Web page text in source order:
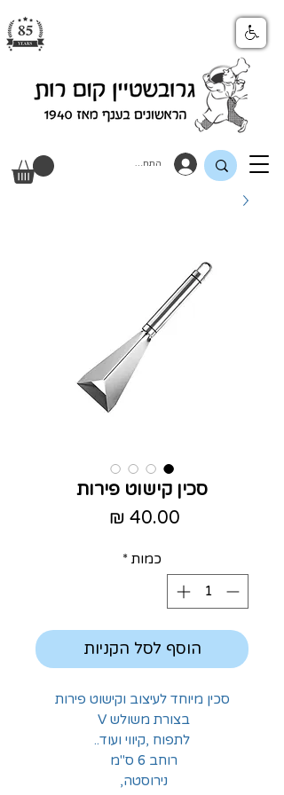
התחבר
סכין קישוט פירות
כמות *
הוסף לסל הקניות
סכין מיוחד לעיצוב וקישוט פירות
בצורת משולש V
לתפוח ,קיווי ועוד..
רוחב 6 ס"מ
נירוסטה,